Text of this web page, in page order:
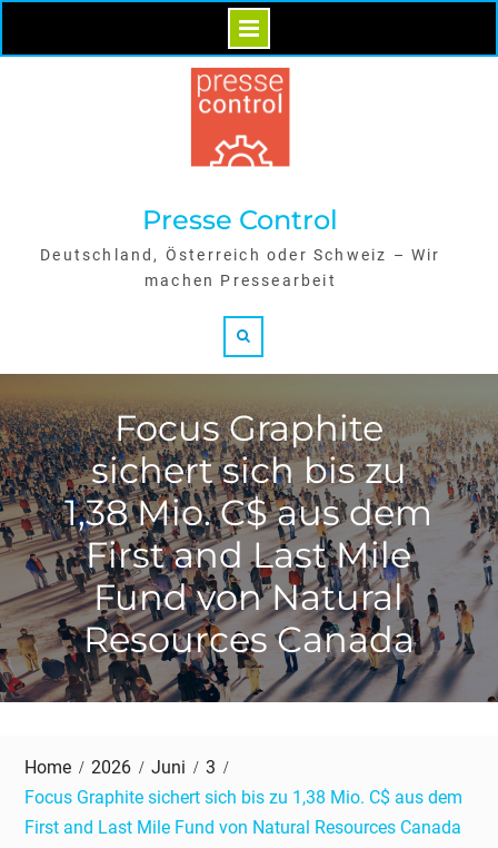
Skip
Presse Control
Deutschland, Österreich oder Schweiz – Wir
machen Pressearbeit
Focus Graphite
sichert sich bis zu
1,38 Mio. C$ aus dem
First and Last Mile
Fund von Natural
Resources Canada
Home 2026 Juni
3
Focus Graphite sichert sich bis zu 1,38 Mio. C$ aus dem
First and Last Mile Fund von Natural Resources Canada